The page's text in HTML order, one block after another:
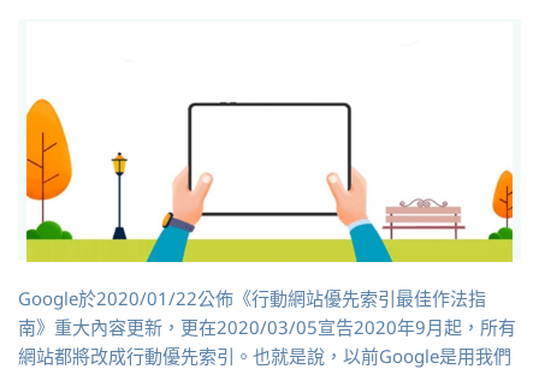
Google於2020/01/22公佈《行動網站優先索引最佳作法指
南》重大內容更新，更在2020/03/05宣告2020年9月起，所有
網站都將改成行動優先索引。也就是說，以前Google是用我們